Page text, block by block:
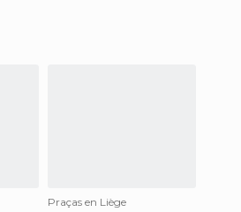
Praças en Liège